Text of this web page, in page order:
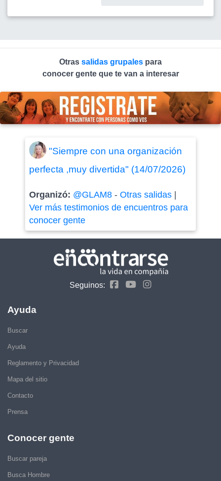
Otras salidas grupales para
conocer gente que te van a interesar
"Siempre con una organización
perfecta ,muy divertida" (14/07/2026)
Organizó: @GLAM8- Otras salidas|
Ver más testimonios de encuentros para
conocer gente
Seguinos:
Ayuda
Buscar
Ayuda
Reglamento y Privacidad
Mapa del sitio
Contacto
Prensa
Conocer gente
Buscar pareja
Busca Hombre